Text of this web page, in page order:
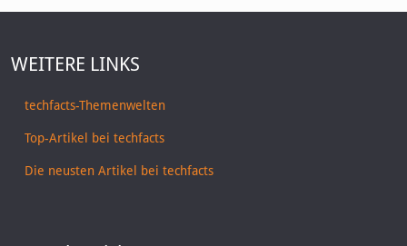
WEITERE LINKS
techfacts-Themenwelten
Top-Artikel bei techfacts
Die neusten Artikel bei techfacts